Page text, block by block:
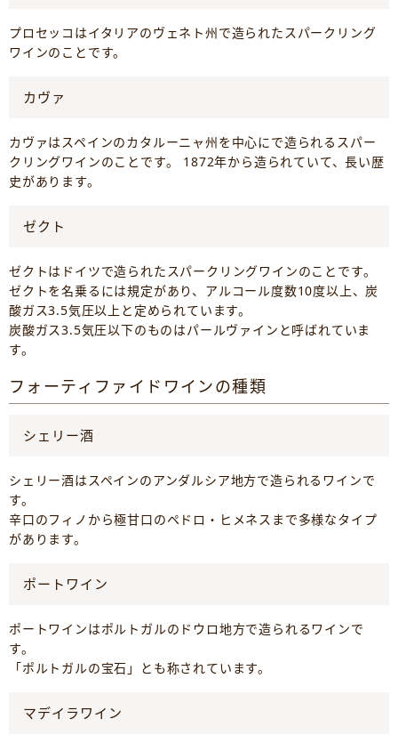
プロセッコはイタリアのヴェネト州で造られたスパークリング
ワインのことです。
カヴァ
カヴァはスペインのカタルーニャ州を中心にで造られるスパー
クリングワインのことです。 1872年から造られていて、長い歴
史があります。
ゼクト
ゼクトはドイツで造られたスパークリングワインのことです。
ゼクトを名乗るには規定があり、アルコール度数10度以上、炭
酸ガス3.5気圧以上と定められています。
炭酸ガス3.5気圧以下のものはパールヴァインと呼ばれていま
す。
フォーティファイドワインの種類
シェリー酒
シェリー酒はスペインのアンダルシア地方で造られるワインで
す。
辛口のフィノから極甘口のペドロ・ヒメネスまで多様なタイプ
があります。
ポートワイン
ポートワインはポルトガルのドウロ地方で造られるワインで
す。
「ポルトガルの宝石」とも称されています。
マデイラワイン